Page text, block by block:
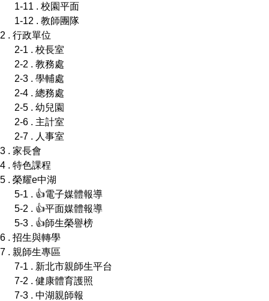
1-11 . 校園平面
1-12 . 教師團隊
2 . 行政單位
2-1 . 校長室
2-2 . 教務處
2-3 . 學輔處
2-4 . 總務處
2-5 . 幼兒園
2-6 . 主計室
2-7 . 人事室
3 . 家長會
4 . 特色課程
5 . 榮耀e中湖
5-1 . 👍電子媒體報導
5-2 . 👍平面媒體報導
5-3 . 👍師生榮譽榜
6 . 招生與轉學
7 . 親師生專區
7-1 . 新北市親師生平台
7-2 . 健康體育護照
7-3 . 中湖親師報